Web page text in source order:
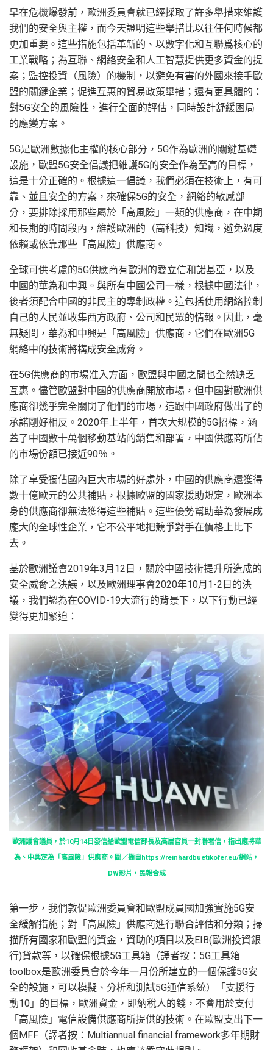
早在危機爆發前，歐洲委員會就已經採取了許多舉措來維護
我們的安全與主權，而今天證明這些舉措比以往任何時候都
更加重要。這些措施包括革新的、以數字化和互聯爲核心的
工業戰略；為互聯、網絡安全和人工智慧提供更多資金的提
案；監控投資（風險）的機制，以避免有害的外國來接手歐
盟的關鍵企業；促進互惠的貿易政策舉措；還有更具體的：
對5G安全的風險性，進行全面的評估，同時設計舒緩困局
的應變方案。
5G是歐洲數據化主權的核心部分，5G作為歐洲的關鍵基礎
設施，歐盟5G安全倡議把維護5G的安全作為至高的目標，
這是十分正確的。根據這一倡議，我們必須在技術上，有可
靠、並且安全的方案，來確保5G的安全，網絡的敏感部
分，要排除採用那些屬於「高風險」一類的供應商，在中期
和長期的時間段內，維護歐洲的（高科技）知識，避免過度
依賴或依靠那些「高風險」供應商。
全球可供考慮的5G供應商有歐洲的愛立信和諾基亞，以及
中國的華為和中興。與所有中國公司一樣，根據中國法律，
後者須配合中國的非民主的專制政權。這包括使用網絡控制
自己的人民並收集西方政府、公司和民眾的情報。因此，毫
無疑問，華為和中興是「高風險」供應商，它們在歐洲5G
網絡中的技術將構成安全威脅。
在5G供應商的市場准入方面，歐盟與中國之間也全然缺乏
互惠。儘管歐盟對中國的供應商開放市場，但中國對歐洲供
應商卻幾乎完全關閉了他們的市場，這跟中國政府做出了的
承諾剛好相反。2020年上半年，首次大規模的5G招標，涵
蓋了中國數十萬個移動基站的銷售和部署，中國供應商所佔
的市場份額已接近90％。
除了享受獨佔國內巨大市場的好處外，中國的供應商還獲得
數十億歐元的公共補貼，根據歐盟的國家援助規定，歐洲本
身的供應商卻無法獲得這些補貼。這些優勢幫助華為發展成
龐大的全球性企業，它不公平地把競爭對手在價格上比下
去。
基於歐洲議會2019年3月12日，關於中國技術提升所造成的
安全威脅之決議，以及歐洲理事會2020年10月1-2日的決
議，我們認為在COVID-19大流行的背景下，以下行動已經
變得更加緊迫：
歐洲議會議員，於10月14日發信給歐盟電信部長及高層官員一封聯署信，指出應將華
為、中興定為「高風險」供應商。圖／擷自https://reinhardbuetikofer.eu/網站，
DW影片，民報合成
第一步，我們敦促歐洲委員會和歐盟成員國加強實施5G安
全緩解措施；對「高風險」供應商進行聯合評估和分類；掃
描所有國家和歐盟的資金，資助的項目以及EIB(歐洲投資銀
行)貸款等，以確保根據5G工具箱（譯者按：5G工具箱
toolbox是歐洲委員會於今年一月份所建立的一個保護5G安
全的設施，可以模擬、分析和測試5G通信系統）「支援行
動10」的目標，歐洲資金，即納稅人的錢，不會用於支付
「高風險」電信設備供應商所提供的技術。在歐盟支出下一
個MFF（譯者按：Multiannual financial framework多年期財